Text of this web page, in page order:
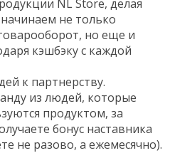
NL Store, делая
не только
но еще и
кэшбэку с каждой
к партнерству.
из людей, которые
продуктом, за
бонус наставника
не разово, а ежемесячно).